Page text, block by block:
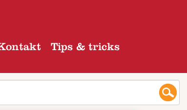
Tips & tricks